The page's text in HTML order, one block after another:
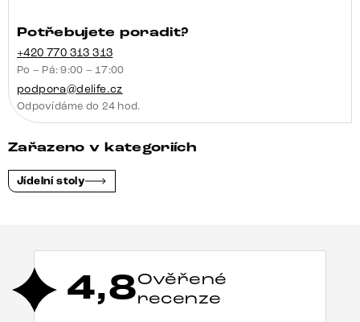
Potřebujete poradit?
+420 770 313 313
Po – Pá: 9:00 – 17:00
podpora@delife.cz
Odpovídáme do 24 hod.
Zařazeno v kategoriích
Jídelní stoly
4,8Ověřené
recenze